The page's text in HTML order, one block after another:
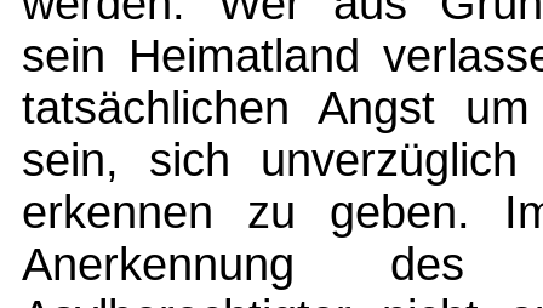
sein Heimatland
tatsächlichen Angst
sein, sich
erkennen zu geben.
Anerkennung des